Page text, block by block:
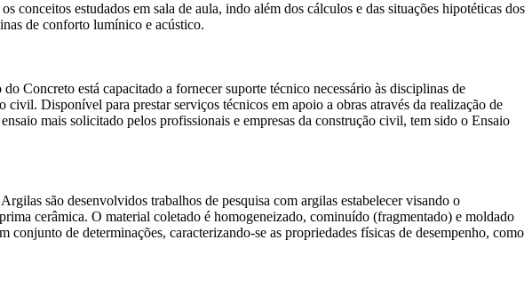
estudados em sala de aula, indo além dos cálculos e das situações hipotéticas dos
de conforto lumínico e acústico.
está capacitado a fornecer suporte técnico necessário às disciplinas de
Disponível para prestar serviços técnicos em apoio a obras através da realização de
mais solicitado pelos profissionais e empresas da construção civil, tem sido o Ensaio
são desenvolvidos trabalhos de pesquisa com argilas estabelecer visando o
cerâmica. O material coletado é homogeneizado, cominuído (fragmentado) e moldado
de determinações, caracterizando-se as propriedades físicas de desempenho, como